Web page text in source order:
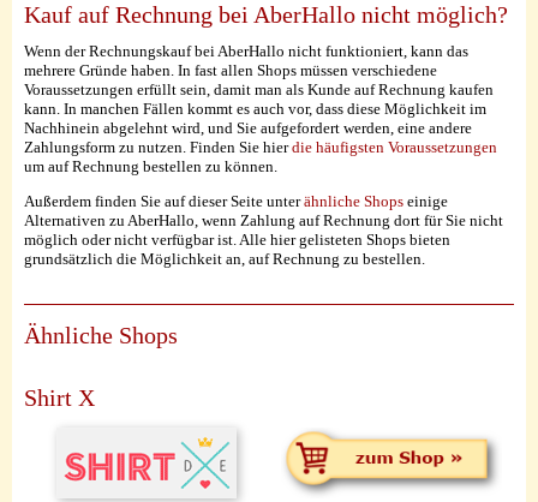
Kauf auf Rechnung bei AberHallo nicht möglich?
Wenn der Rechnungskauf bei AberHallo nicht funktioniert, kann das
mehrere Gründe haben. In fast allen Shops müssen verschiedene
Voraussetzungen erfüllt sein, damit man als Kunde auf Rechnung kaufen
kann. In manchen Fällen kommt es auch vor, dass diese Möglichkeit im
Nachhinein abgelehnt wird, und Sie aufgefordert werden, eine andere
Zahlungsform zu nutzen. Finden Sie hierdie häufigsten Voraussetzungen
um auf Rechnung bestellen zu können.
Außerdem finden Sie auf dieser Seite unterähnliche Shops einige
Alternativen zu AberHallo, wenn Zahlung auf Rechnung dort für Sie nicht
möglich oder nicht verfügbar ist. Alle hier gelisteten Shops bieten
grundsätzlich die Möglichkeit an, auf Rechnung zu bestellen.
Ähnliche Shops
Shirt X